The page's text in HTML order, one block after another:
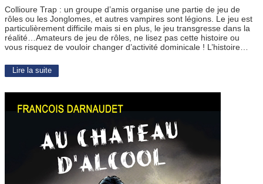
Collioure Trap : un groupe d’amis organise une partie de jeu de
rôles ou les Jonglomes, et autres vampires sont légions. Le jeu est
particulièrement difficile mais si en plus, le jeu transgresse dans la
réalité…Amateurs de jeu de rôles, ne lisez pas cette histoire ou
vous risquez de vouloir changer d’activité dominicale ! L’histoire…
Lire la suite